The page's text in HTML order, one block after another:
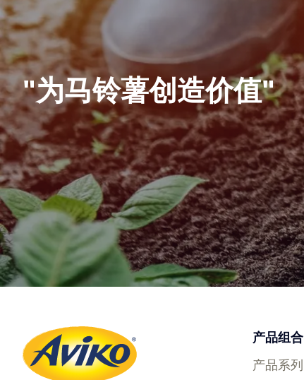
为马铃薯创造价值
产品组合
产品系列